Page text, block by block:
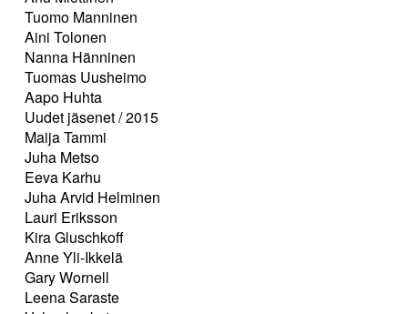
Tuomo Manninen
Aini Tolonen
Nanna Hänninen
Tuomas Uusheimo
Aapo Huhta
Uudet jäsenet / 2015
Maija Tammi
Juha Metso
Eeva Karhu
Juha Arvid Helminen
Lauri Eriksson
Kira Gluschkoff
Anne Yli-Ikkelä
Gary Wornell
Leena Saraste